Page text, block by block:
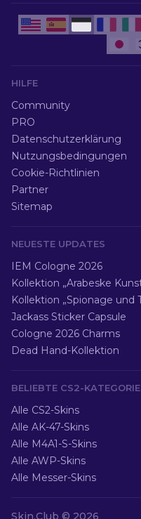
HILFE
Community
PRO
Datenschutzerklärung
Nutzungsbedingungen
Cookie-Richtlinien
Partner
Sitemap
NEUESTE UPDATES
IEM Cologne 2026
Kollektion „Arabeske
Kollektion „Spionage und
Jackass Sticker Capsule
Cologne 2026 Charms
Dead Hand-Kollektion
BELIEBTE CS2-
Alle CS2-Skins
Alle AK-47-Skins
Alle M4A1-S-Skins
Alle AWP-Skins
Alle Messer-Skins
Skin.Club © 2026